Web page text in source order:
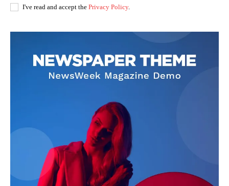
I've read and accept the Privacy Policy.